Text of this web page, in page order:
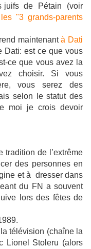
juifs de Pétain (voir
"3 grands-parents
maintenantà Dati
Dati: est ce que vous
ce que vous avez la
choisir. Si vous
vous serez des
selon le statut des
moi je crois devoir
tradition de l’extrême
des personnes en
et à dresser dans
du FN a souvent
lors des fêtes de
télévision (chaîne la
Lionel Stoleru (alors